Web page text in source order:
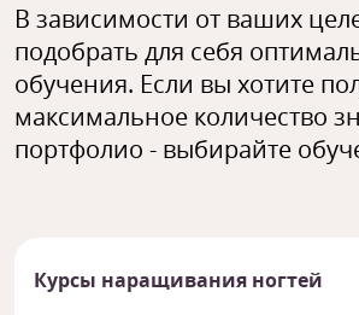
В зависимости от ваших
подобрать для себя
обучения. Если вы хотите
максимальное количество
портфолио - выбирайте
Курсы наращивания ногтей